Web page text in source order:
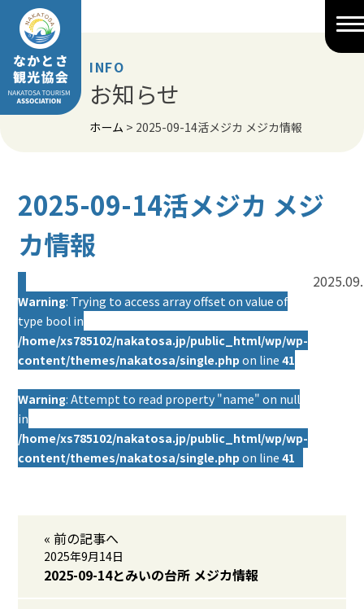
Skip
content
INFO
お知らせ
ホーム > 2025-09-14活メジカ メジカ情報
2025-09-14活メジカ メジ
カ情報
Warning: Trying to access array offset on value of
type bool in
/home/xs785102/nakatosa.jp/public_html/wp/wp-
content/themes/nakatosa/single.php on line41
Warning: Attempt to read property "name" on null
in
/home/xs785102/nakatosa.jp/public_html/wp/wp-
content/themes/nakatosa/single.php on line41
« 前の記事へ
2025年9月14日
2025-09-14とみいの台所 メジカ情報